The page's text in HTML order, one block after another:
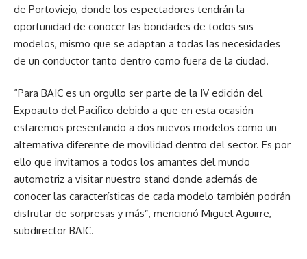
de Portoviejo, donde los espectadores tendrán la
oportunidad de conocer las bondades de todos sus
modelos, mismo que se adaptan a todas las necesidades
de un conductor tanto dentro como fuera de la ciudad.
“Para BAIC es un orgullo ser parte de la IV edición del
Expoauto del Pacifico debido a que en esta ocasión
estaremos presentando a dos nuevos modelos como un
alternativa diferente de movilidad dentro del sector. Es por
ello que invitamos a todos los amantes del mundo
automotriz a visitar nuestro stand donde además de
conocer las características de cada modelo también podrán
disfrutar de sorpresas y más”, mencionó Miguel Aguirre,
subdirector BAIC.